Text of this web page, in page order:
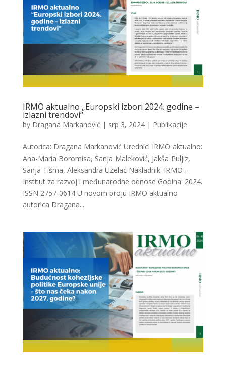
IRMO aktualno „Europski izbori 2024. godine –
izlazni trendovi“
by Dragana Markanović | srp 3, 2024| Publikacije
Autorica: Dragana Markanović Urednici IRMO aktualno:
Ana-Maria Boromisa, Sanja Maleković, Jakša Puljiz,
Sanja Tišma, Aleksandra Uzelac Nakladnik: IRMO –
Institut za razvoj i međunarodne odnose Godina: 2024.
ISSN 2757-0614 U novom broju IRMO aktualno
autorica Dragana...